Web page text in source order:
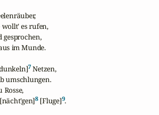
wollt' es rufen,
gesprochen,
im Munde.
7 Netzen,
umschlungen.
Rosse,
8 [Fluge]9.